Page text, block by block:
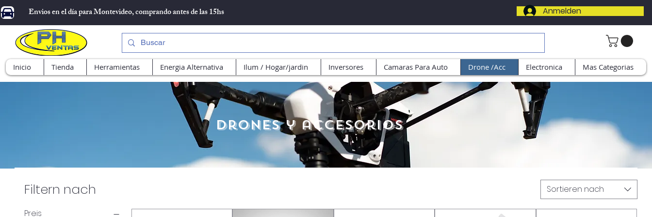
Envios en el día para Montevideo, comprando antes de las 15hs Anmelden
Inicio Tienda Herramientas Energia Alternativa Ilum / Hogar/jardin Inversores Camaras Para Auto Drone /Acc Electronica Mas Categorias
drones y accesorios
Filtern nach
Preis
Sortieren nach